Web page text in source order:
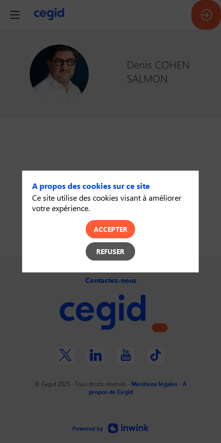
DCS Denis COHEN
SALMON
Contactez-nous
© Cegid 2025 - Tous droits réservés - Mentions légales - A
propos de Cegid
Powered by
A propos des cookies sur ce site
Ce site utilise des cookies visant à améliorer
votre expérience.
ACCEPTER
REFUSER